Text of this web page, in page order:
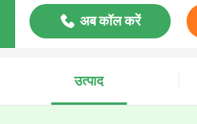
अब कॉल करें
उत्पाद